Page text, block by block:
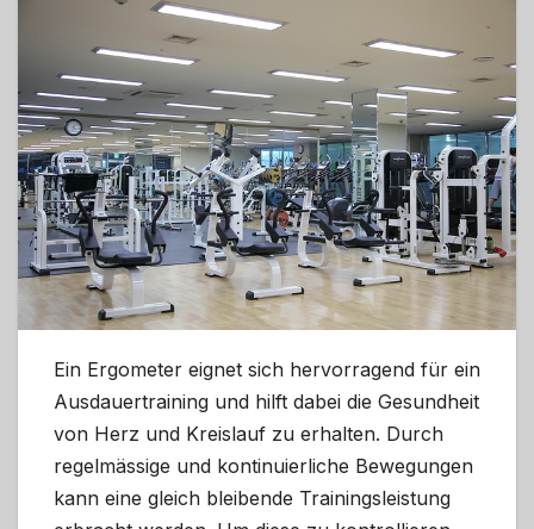
Ein Ergometer eignet sich hervorragend für ein
Ausdauertraining und hilft dabei die Gesundheit
von Herz und Kreislauf zu erhalten. Durch
regelmässige und kontinuierliche Bewegungen
kann eine gleich bleibende Trainingsleistung